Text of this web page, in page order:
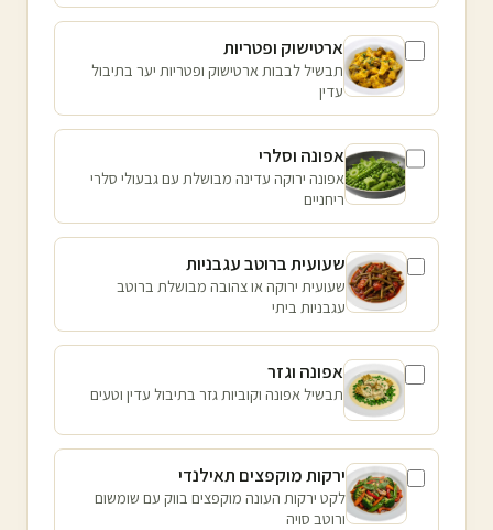
ארטישוק ופטריות
תבשיל לבבות ארטישוק ופטריות יער בתיבול
עדין
אפונה וסלרי
אפונה ירוקה עדינה מבושלת עם גבעולי סלרי
ריחניים
שעועית ברוטב עגבניות
שעועית ירוקה או צהובה מבושלת ברוטב
עגבניות ביתי
אפונה וגזר
תבשיל אפונה וקוביות גזר בתיבול עדין וטעים
ירקות מוקפצים תאילנדי
לקט ירקות העונה מוקפצים בווק עם שומשום
ורוטב סויה